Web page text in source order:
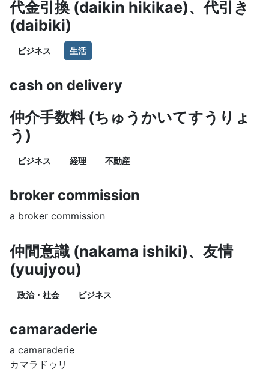
代金引換 (daikin hikikae)、代引き
(daibiki)
ビジネス 生活
cash on delivery
仲介手数料 (ちゅうかいてすうりょ
う)
ビジネス 経理 不動産
broker commission
a broker commission
仲間意識 (nakama ishiki)、友情
(yuujyou)
政治・社会 ビジネス
camaraderie
a camaraderie
カマラドゥリ